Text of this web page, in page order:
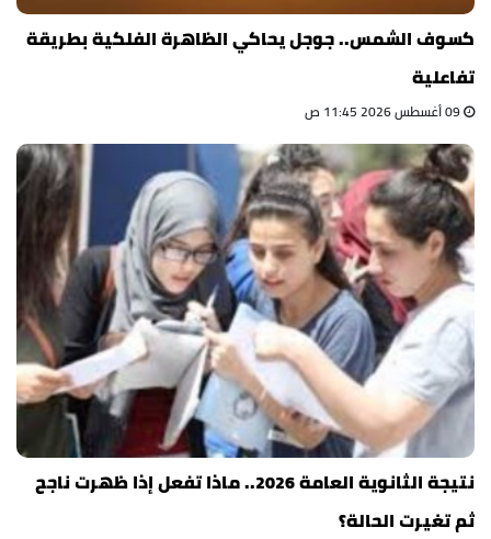
كسوف الشمس.. جوجل يحاكي الظاهرة الفلكية بطريقة
تفاعلية
نتيجة الثانوية العامة 2026.. ماذا تفعل إذا ظهرت ناجح
ثم تغيرت الحالة؟